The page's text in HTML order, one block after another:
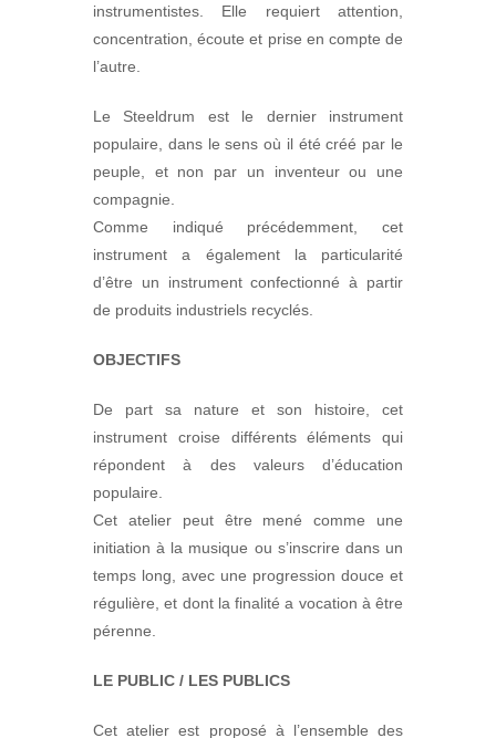
instrumentistes. Elle requiert attention,
concentration, écoute et prise en compte de
l’autre.
Le Steeldrum est le dernier instrument
populaire, dans le sens où il été créé par le
peuple, et non par un inventeur ou une
compagnie.
Comme indiqué précédemment, cet
instrument a également la particularité
d’être un instrument confectionné à partir
de produits industriels recyclés.
OBJECTIFS
De part sa nature et son histoire, cet
instrument croise différents éléments qui
répondent à des valeurs d’éducation
populaire.
Cet atelier peut être mené comme une
initiation à la musique ou s’inscrire dans un
temps long, avec une progression douce et
régulière, et dont la finalité a vocation à être
pérenne.
LE PUBLIC / LES PUBLICS
Cet atelier est proposé à l’ensemble des